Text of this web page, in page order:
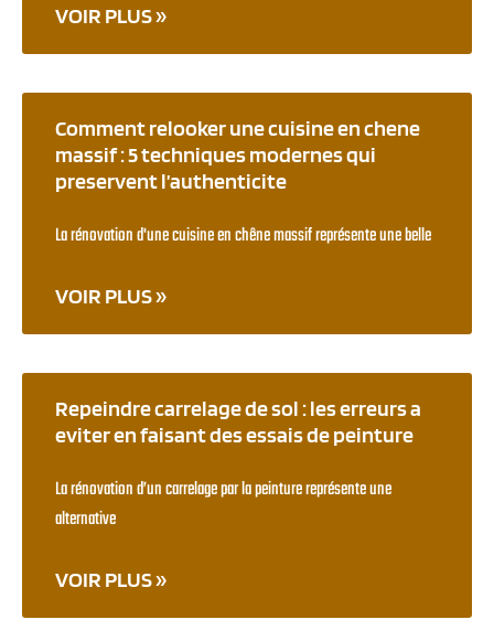
VOIR PLUS »
Comment relooker une cuisine en chene
massif : 5 techniques modernes qui
preservent l’authenticite
La rénovation d'une cuisine en chêne massif représente une belle
VOIR PLUS »
Repeindre carrelage de sol : les erreurs a
eviter en faisant des essais de peinture
La rénovation d’un carrelage par la peinture représente une
alternative
VOIR PLUS »